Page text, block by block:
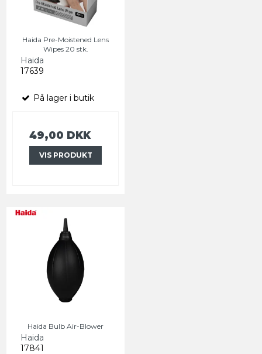
Haida Pre-Moistened Lens
Wipes 20 stk.
Haida
17639
På lager i butik
49,00 DKK
VIS PRODUKT
Haida Bulb Air-Blower
Haida
17841